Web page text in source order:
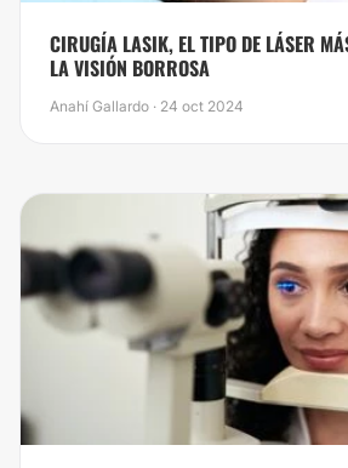
CIRUGÍA LASIK, EL TIPO DE LÁSER
LA VISIÓN BORROSA
Anahí Gallardo · 24 oct 2024